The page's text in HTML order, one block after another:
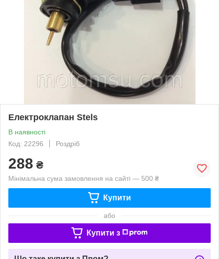
Електроклапан Stels
В наявності
Код: 22296
Роздріб
288 ₴
Мінімальна сума замовлення на сайті — 500 ₴
Купити
або
Купити з